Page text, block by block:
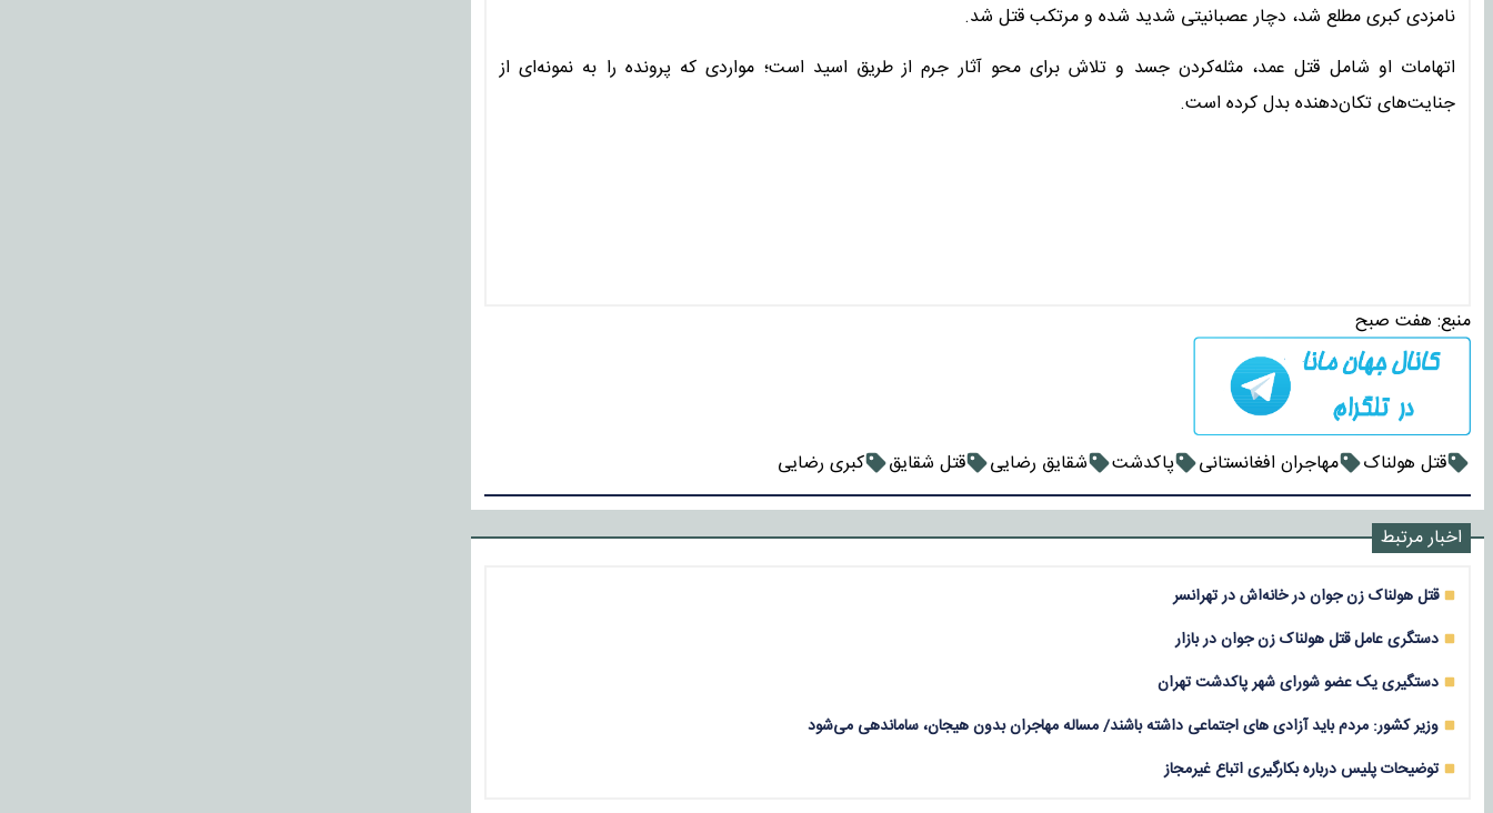
نامزدی کبری مطلع شد، دچار عصبانیتی شدید شده و مرتکب قتل شد.
اتهامات او شامل قتل عمد، مثله‌کردن جسد و تلاش برای محو آثار جرم از طریق اسید است؛ مواردی که پرونده را به نمونه‌ای از
جنایت‌های تکان‌دهنده بدل کرده است.
منبع: هفت صبح
قتل هولناک مهاجران افغانستانی پاکدشت شقایق رضایی قتل شقایق کبری رضایی
اخبار مرتبط
قتل هولناک زن جوان در خانه‌اش در تهرانسر
دستگری عامل قتل هولناک زن جوان در بازار
دستگیری یک عضو شورای شهر پاکدشت تهران
وزیر کشور: مردم باید آزادی های اجتماعی داشته باشند/ مساله مهاجران بدون هیجان، ساماندهی می‌شود
توضیحات پلیس درباره بکارگیری اتباع غیرمجاز